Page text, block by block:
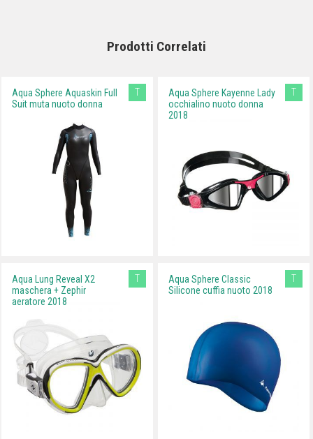
Prodotti Correlati
Aqua Sphere Aquaskin Full
Suit muta nuoto donna
T
Aqua Sphere Kayenne Lady
occhialino nuoto donna
2018
T
Aqua Lung Reveal X2
maschera + Zephir
aeratore 2018
T
Aqua Sphere Classic
Silicone cuffia nuoto 2018
T